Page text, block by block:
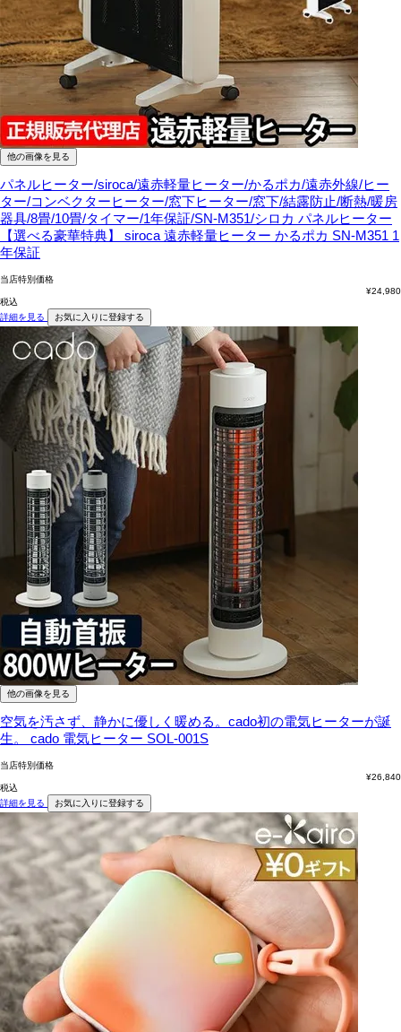
他の画像を見る
パネルヒーター/siroca/遠赤軽量ヒーター/かるポカ/遠赤外線/ヒー
ター/コンベクターヒーター/窓下ヒーター/窓下/結露防止/断熱/暖房
器具/8畳/10畳/タイマー/1年保証/SN-M351/シロカ パネルヒーター
【選べる豪華特典】 siroca 遠赤軽量ヒーター かるポカ SN-M351 1
年保証
当店特別価格
¥24,980
税込
詳細を見る
お気に入りに登録する
他の画像を見る
空気を汚さず、静かに優しく暖める。cado初の電気ヒーターが誕
生。
cado 電気ヒーター SOL-001S
当店特別価格
¥26,840
税込
詳細を見る
お気に入りに登録する